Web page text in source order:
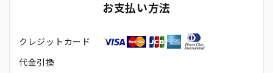
お支払い方法
クレジットカード
代金引換